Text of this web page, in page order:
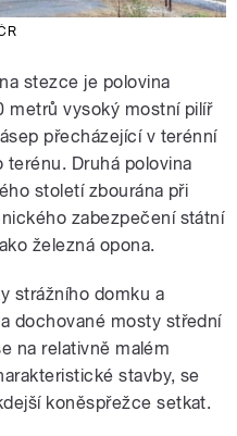
stezce je polovina
metrů vysoký mostní pilíř
přecházející v terénní
terénu. Druhá polovina
století zbourána při
zabezpečení státní
železná opona.
strážního domku a
dochované mosty střední
na relativně malém
stavby, se
koněspřežce setkat.